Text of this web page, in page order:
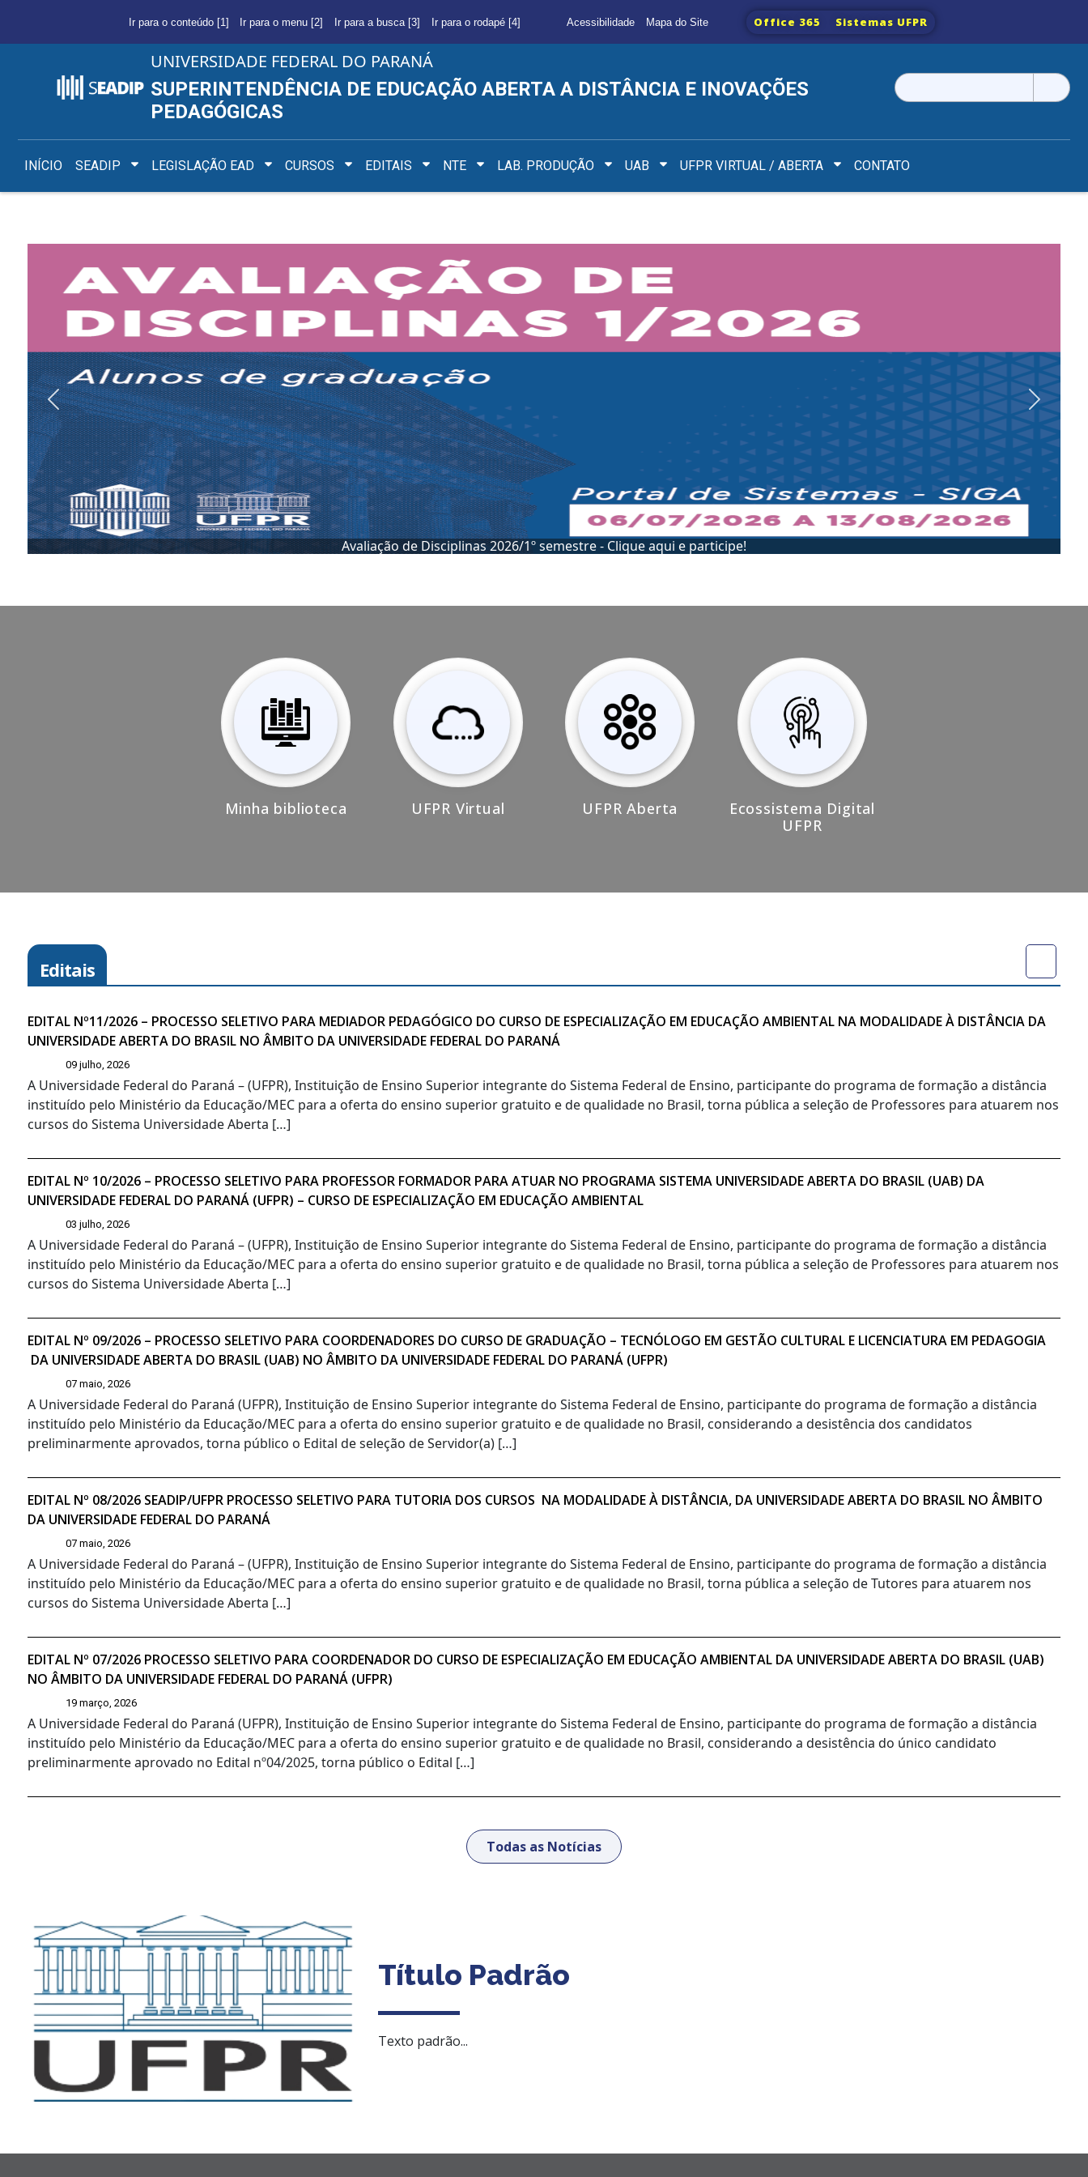
Ir para o conteúdo [1] Ir para o menu [2] Ir para a busca [3] Ir para o rodapé [4] Acessibilidade Mapa do Site Office 365 Sistemas UFPR
UNIVERSIDADE FEDERAL DO PARANÁ
SUPERINTENDÊNCIA DE EDUCAÇÃO ABERTA A DISTÂNCIA E INOVAÇÕES
PEDAGÓGICAS
Pesquisar
por:
INÍCIO SEADIP LEGISLAÇÃO EAD CURSOS EDITAIS NTE LAB. PRODUÇÃO UAB UFPR VIRTUAL / ABERTA CONTATO
e participe!
Previous Next
Minha biblioteca UFPR Virtual UFPR Aberta
Ecossistema Digital
UFPR
Editais
EDITAL Nº11/2026 – PROCESSO SELETIVO PARA MEDIADOR PEDAGÓGICO DO CURSO DE ESPECIALIZAÇÃO EM EDUCAÇÃO AMBIENTAL NA MODALIDADE À DISTÂNCIA DA
UNIVERSIDADE ABERTA DO BRASIL NO ÂMBITO DA UNIVERSIDADE FEDERAL DO PARANÁ
09 julho, 2026
A Universidade Federal do Paraná – (UFPR), Instituição de Ensino Superior integrante do Sistema Federal de Ensino, participante do programa de formação a distância
instituído pelo Ministério da Educação/MEC para a oferta do ensino superior gratuito e de qualidade no Brasil, torna pública a seleção de Professores para atuarem nos
cursos do Sistema Universidade Aberta […]
EDITAL Nº 10/2026 – PROCESSO SELETIVO PARA PROFESSOR FORMADOR PARA ATUAR NO PROGRAMA SISTEMA UNIVERSIDADE ABERTA DO BRASIL (UAB) DA
UNIVERSIDADE FEDERAL DO PARANÁ (UFPR) – CURSO DE ESPECIALIZAÇÃO EM EDUCAÇÃO AMBIENTAL
03 julho, 2026
A Universidade Federal do Paraná – (UFPR), Instituição de Ensino Superior integrante do Sistema Federal de Ensino, participante do programa de formação a distância
instituído pelo Ministério da Educação/MEC para a oferta do ensino superior gratuito e de qualidade no Brasil, torna pública a seleção de Professores para atuarem nos
cursos do Sistema Universidade Aberta […]
EDITAL Nº 09/2026 – PROCESSO SELETIVO PARA COORDENADORES DO CURSO DE GRADUAÇÃO – TECNÓLOGO EM GESTÃO CULTURAL E LICENCIATURA EM PEDAGOGIA
DA UNIVERSIDADE ABERTA DO BRASIL (UAB) NO ÂMBITO DA UNIVERSIDADE FEDERAL DO PARANÁ (UFPR)
07 maio, 2026
A Universidade Federal do Paraná (UFPR), Instituição de Ensino Superior integrante do Sistema Federal de Ensino, participante do programa de formação a distância
instituído pelo Ministério da Educação/MEC para a oferta do ensino superior gratuito e de qualidade no Brasil, considerando a desistência dos candidatos
preliminarmente aprovados, torna público o Edital de seleção de Servidor(a) […]
EDITAL Nº 08/2026 SEADIP/UFPR PROCESSO SELETIVO PARA TUTORIA DOS CURSOS NA MODALIDADE À DISTÂNCIA, DA UNIVERSIDADE ABERTA DO BRASIL NO ÂMBITO
DA UNIVERSIDADE FEDERAL DO PARANÁ
07 maio, 2026
A Universidade Federal do Paraná – (UFPR), Instituição de Ensino Superior integrante do Sistema Federal de Ensino, participante do programa de formação a distância
instituído pelo Ministério da Educação/MEC para a oferta do ensino superior gratuito e de qualidade no Brasil, torna pública a seleção de Tutores para atuarem nos
cursos do Sistema Universidade Aberta […]
EDITAL Nº 07/2026 PROCESSO SELETIVO PARA COORDENADOR DO CURSO DE ESPECIALIZAÇÃO EM EDUCAÇÃO AMBIENTAL DA UNIVERSIDADE ABERTA DO BRASIL (UAB)
NO ÂMBITO DA UNIVERSIDADE FEDERAL DO PARANÁ (UFPR)
19 março, 2026
A Universidade Federal do Paraná (UFPR), Instituição de Ensino Superior integrante do Sistema Federal de Ensino, participante do programa de formação a distância
instituído pelo Ministério da Educação/MEC para a oferta do ensino superior gratuito e de qualidade no Brasil, considerando a desistência do único candidato
preliminarmente aprovado no Edital nº04/2025, torna público o Edital […]
Todas as Notícias
Título Padrão
Texto padrão...